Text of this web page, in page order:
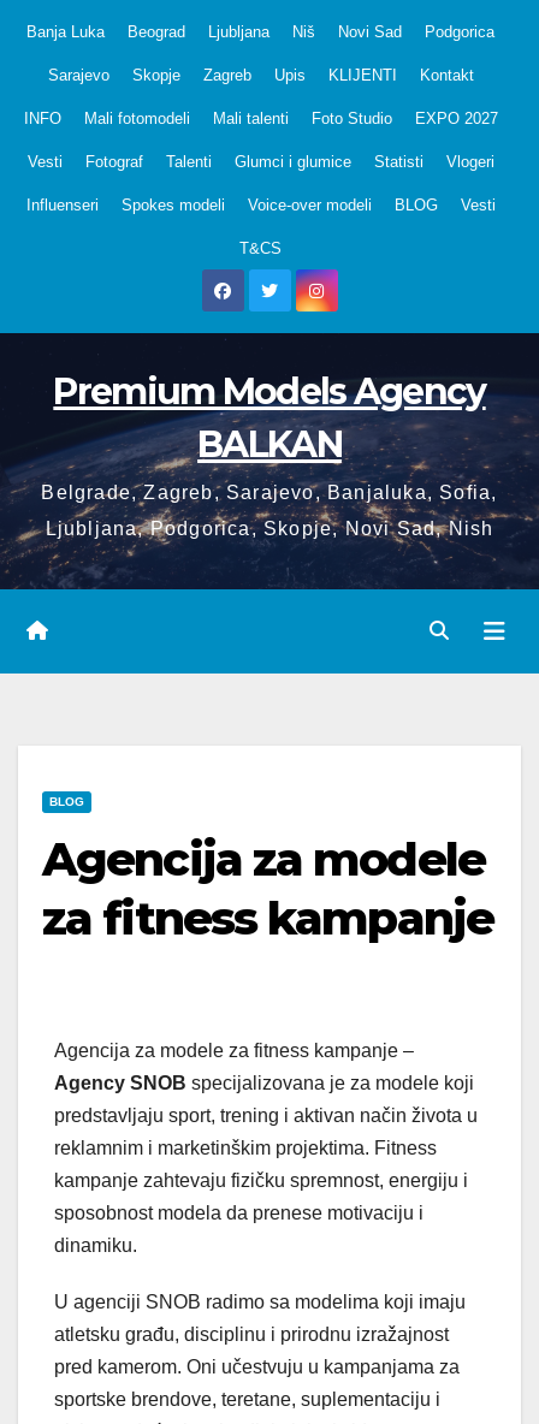
Banja Luka Beograd Ljubljana Niš Novi Sad Podgorica
Sarajevo Skopje Zagreb Upis KLIJENTI Kontakt
INFO Mali fotomodeli Mali talenti Foto Studio EXPO 2027
Vesti Fotograf Talenti Glumci i glumice Statisti Vlogeri
Influenseri Spokes modeli Voice-over modeli BLOG Vesti
T&CS
Premium Models Agency
BALKAN
Belgrade, Zagreb, Sarajevo, Banjaluka, Sofia,
Ljubljana, Podgorica, Skopje, Novi Sad, Nish
BLOG
Agencija za modele
za fitness kampanje
Agencija za modele za fitness kampanje –
Agency SNOB specijalizovana je za modele koji
predstavljaju sport, trening i aktivan način života u
reklamnim i marketinškim projektima. Fitness
kampanje zahtevaju fizičku spremnost, energiju i
sposobnost modela da prenese motivaciju i
dinamiku.
U agenciji SNOB radimo sa modelima koji imaju
atletsku građu, disciplinu i prirodnu izražajnost
pred kamerom. Oni učestvuju u kampanjama za
sportske brendove, teretane, suplementaciju i